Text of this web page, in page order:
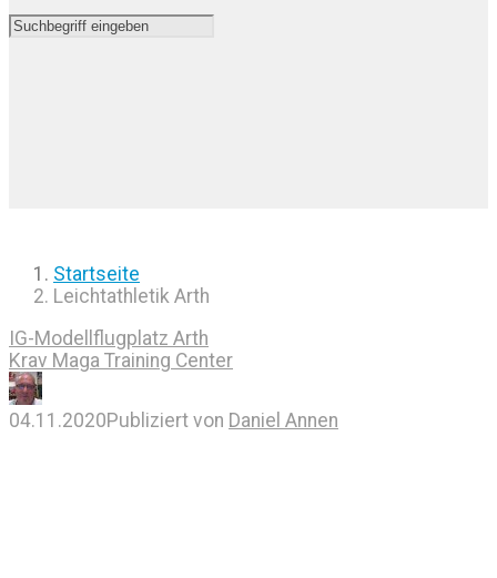
Startseite
Leichtathletik Arth
IG-Modellflugplatz Arth
Krav Maga Training Center
04.11.2020Publiziert von Daniel Annen